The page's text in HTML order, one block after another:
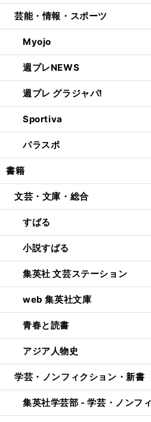
芸能・情報・スポーツ
Myojo
週プレNEWS
週プレ グラジャパ!
Sportiva
パラスポ
書籍
文芸・文庫・総合
すばる
小説すばる
集英社 文芸ステーション
web 集英社文庫
青春と読書
アジア人物史
学芸・ノンフィクション・新書
集英社学芸部 - 学芸・ノンフ